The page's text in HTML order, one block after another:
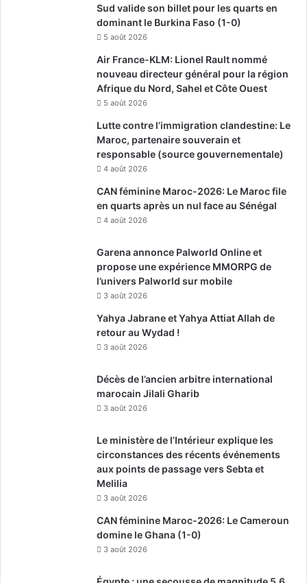
Sud valide son billet pour les quarts en
dominant le Burkina Faso (1-0)
5 août 2026
Air France-KLM: Lionel Rault nommé
nouveau directeur général pour la région
Afrique du Nord, Sahel et Côte Ouest
5 août 2026
Lutte contre l’immigration clandestine: Le
Maroc, partenaire souverain et
responsable (source gouvernementale)
4 août 2026
CAN féminine Maroc-2026: Le Maroc file
en quarts après un nul face au Sénégal
4 août 2026
Garena annonce Palworld Online et
propose une expérience MMORPG de
l’univers Palworld sur mobile
3 août 2026
Yahya Jabrane et Yahya Attiat Allah de
retour au Wydad !
3 août 2026
Décès de l’ancien arbitre international
marocain Jilali Gharib
3 août 2026
Le ministère de l’Intérieur explique les
circonstances des récents événements
aux points de passage vers Sebta et
Melilia
3 août 2026
CAN féminine Maroc-2026: Le Cameroun
domine le Ghana (1-0)
3 août 2026